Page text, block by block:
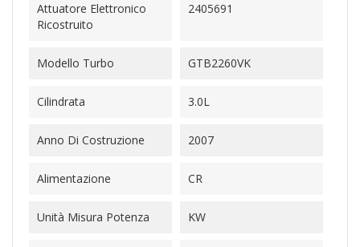
Attuatore Elettronico
Ricostruito
2405691
Modello Turbo GTB2260VK
Cilindrata 3.0L
Anno Di Costruzione 2007
Alimentazione CR
Unità Misura Potenza KW